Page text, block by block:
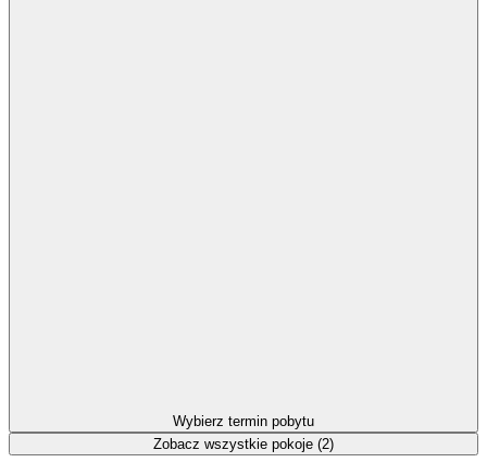
Wybierz termin pobytu
Zobacz wszystkie pokoje (2)